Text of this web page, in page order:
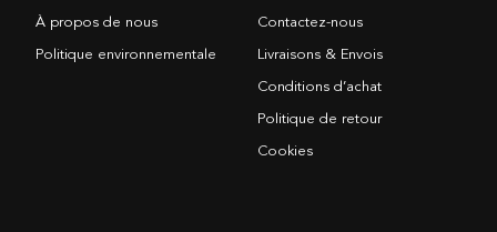
À propos de nous
Politique environnementale
Contactez-nous
Livraisons & Envois
Conditions d’achat
Politique de retour
Cookies